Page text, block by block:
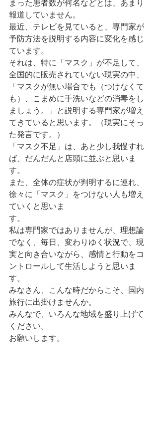
まった患者数が何名などとは、あまり
報道していません。
最近、テレビを見ていると、専門家が
予防方法を説明する内容に変化を感じ
ています。
それは、特に「マスク」が不足して、
全国的に販売されていない現実の中、
「マスクが無い場合でも（つけなくて
も）、こまめに手洗いなどの消毒をし
ましょう。」と説明する専門家が増え
てきていると思います。（現実にそっ
た発言です。）
「マスク不足」は、あと少し我慢すれ
ば、だんだんと店頭に並ぶと思いま
す。
また、全体の症状が判明するに連れ、
徐々に「マスク」をつけない人も増え
ていくと思いま
す。
私は専門家ではありませんが、理想論
でなく、毎日、変わりゆく状況で、現
実と向き合いながら、感情と行動をコ
ントロールして生活しようと思いま
す。
みなさん、こんな時だからこそ、国内
旅行に出掛けませんか。
みんなで、いろんな地域を盛り上げて
ください。
お願いします。